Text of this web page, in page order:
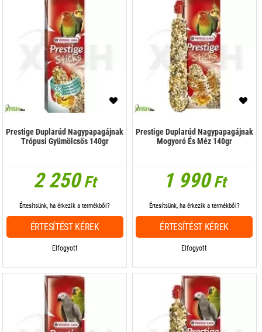
Prestige Duplarúd Nagypapagájnak
Trópusi Gyümölcsös 140gr
2 250Ft
Elfogyott
Értesítsünk, ha érkezik a termékből?
ÉRTESÍTÉST KÉREK
Prestige Duplarúd Nagypapagájnak
Mogyoró És Méz 140gr
1 990Ft
Elfogyott
Értesítsünk, ha érkezik a termékből?
ÉRTESÍTÉST KÉREK